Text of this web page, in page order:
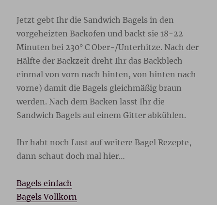
Jetzt gebt Ihr die Sandwich Bagels in den
vorgeheizten Backofen und backt sie 18-22
Minuten bei 230° C Ober-/Unterhitze. Nach der
Hälfte der Backzeit dreht Ihr das Backblech
einmal von vorn nach hinten, von hinten nach
vorne) damit die Bagels gleichmäßig braun
werden. Nach dem Backen lasst Ihr die
Sandwich Bagels auf einem Gitter abkühlen.
Ihr habt noch Lust auf weitere Bagel Rezepte,
dann schaut doch mal hier…
Bagels einfach
Bagels Vollkorn